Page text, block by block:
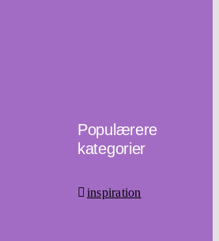
Populærere
kategorier
inspiration